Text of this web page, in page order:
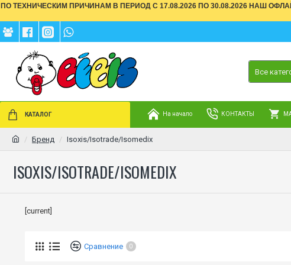
ПО ТЕХНИЧЕСКИМ ПРИЧИНАМ В ПЕРИОД С 17.08.2026 ПО 30.08.2026 НАШ
Все
КАТАЛОГ На начало КОНТАКТЫ
Бренд Isoxis/Isotrade/Isomedix
ISOXIS/ISOTRADE/ISOMEDIX
[current]
Сравнение 0